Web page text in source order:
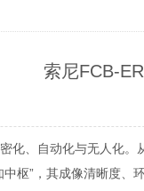
索尼FCB-
化、自动化与无人化
枢”，其成像清晰度、